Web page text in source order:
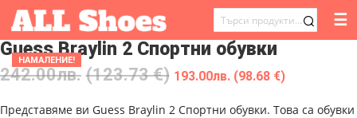
ТЪРСЕНЕ
ЗА:
☰
НАМАЛЕНИЕ!
Guess Braylin 2 Спортни обувки
242.00лв. (123.73 €) 193.00лв. (98.68 €)
Представяме ви Guess Braylin 2 Спортни обувки. Това са обувки